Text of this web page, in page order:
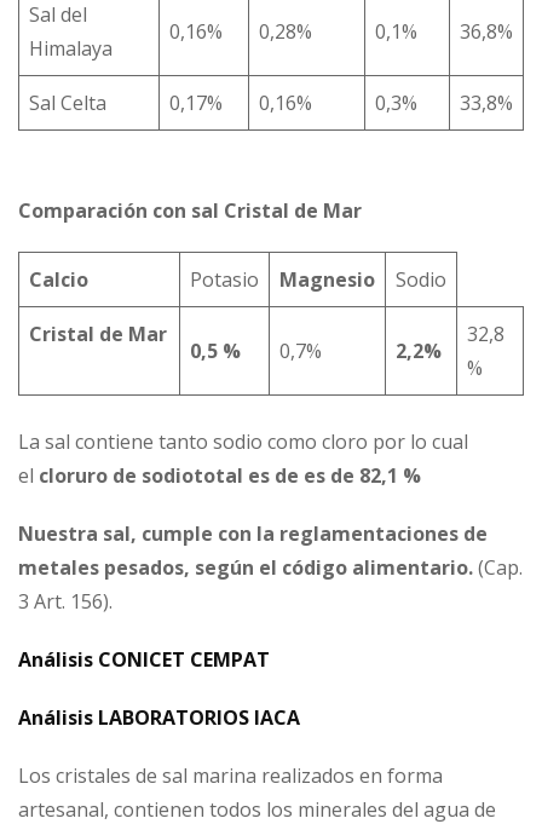
Sal del
Himalaya
0,16% 0,28% 0,1% 36,8%
Sal Celta 0,17% 0,16% 0,3% 33,8%
Comparación con sal Cristal de Mar
Calcio Potasio Magnesio Sodio
Cristal de Mar
0,5 % 0,7% 2,2%
32,8
%
La sal contiene tanto sodio como cloro por lo cual
el cloruro de sodiototal es de es de 82,1 %
Nuestra sal, cumple con la reglamentaciones de
metales pesados, según el código alimentario.(Cap.
3 Art. 156).
Análisis CONICET CEMPAT
Análisis LABORATORIOS IACA
Los cristales de sal marina realizados en forma
artesanal, contienen todos los minerales del agua de